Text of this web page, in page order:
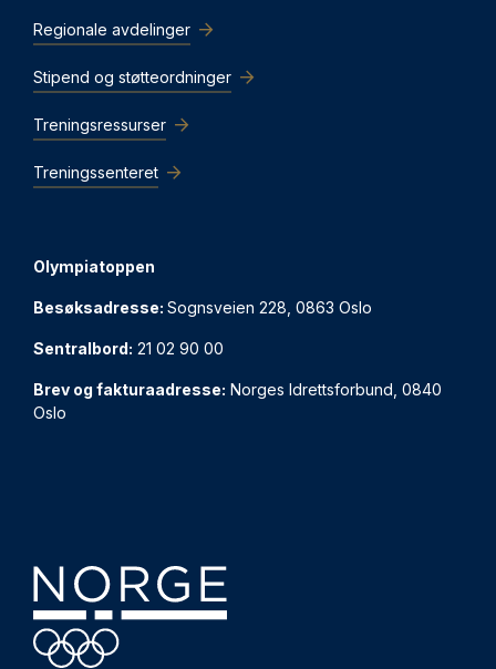
Regionale avdelinger
Stipend og støtteordninger
Treningsressurser
Treningssenteret
Olympiatoppen
Besøksadresse: Sognsveien 228, 0863 Oslo
Sentralbord: 21 02 90 00
Brev og fakturaadresse: Norges Idrettsforbund, 0840
Oslo